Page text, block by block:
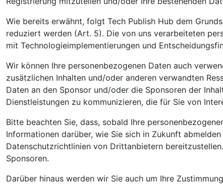
Wie bereits erwähnt, folgt Tech Publish Hub dem
reduziert werden (Art. 5). Die von uns verarbeiteten
mit Technologieimplementierungen und
Wir können Ihre personenbezogenen Daten auch
zusätzlichen Inhalten und/oder anderen verwandten
Daten an den Sponsor und/oder die Sponsoren der
Dienstleistungen zu kommunizieren, die für Sie von
Bitte beachten Sie, dass, sobald Ihre
Informationen darüber, wie Sie sich in Zukunft
Datenschutzrichtlinien von Drittanbietern
Sponsoren.
Darüber hinaus werden wir Sie auch um Ihre